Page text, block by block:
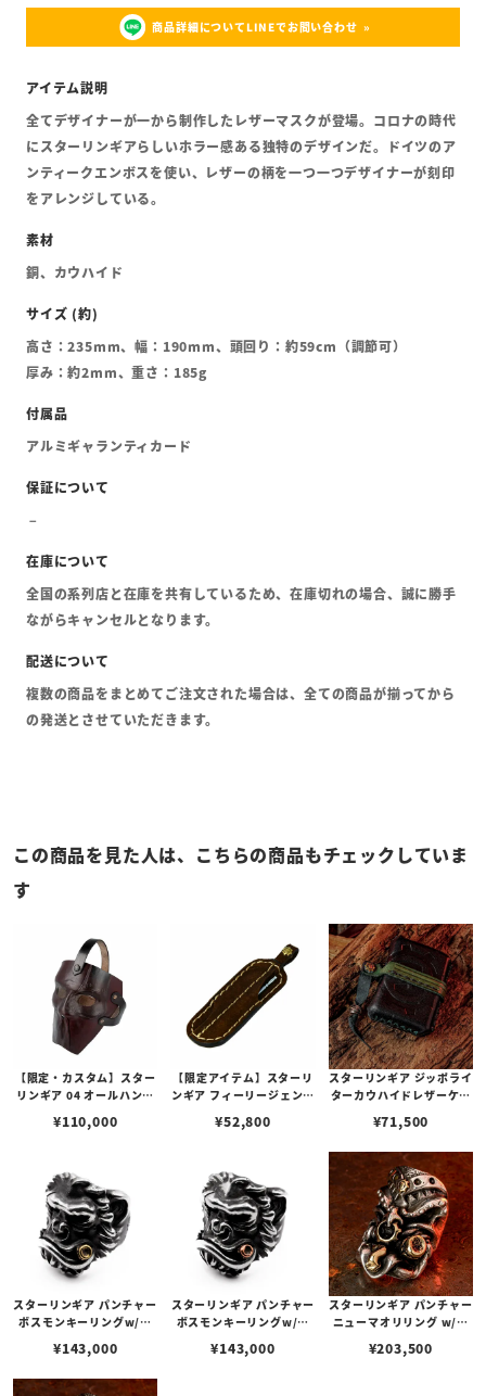
商品詳細についてLINEでお問い合わせ
全てデザイナーが一から制作したレザーマスクが登場。コロナの時代
にスターリンギアらしいホラー感ある独特のデザインだ。ドイツのア
ンティークエンボスを使い、レザーの柄を一つ一つデザイナーが刻印
をアレンジしている。
銅、カウハイド
高さ：235mm、幅：190mm、頭回り：約59cm（調節可）
厚み：約2mm、重さ：185g
アルミギャランティカード
全国の系列店と在庫を共有しているため、在庫切れの場合、誠に勝手
ながらキャンセルとなります。
複数の商品をまとめてご注文された場合は、全ての商品が揃ってから
の発送とさせていただきます。
この商品を見た人は、こちらの商品もチェックしていま
す
【限定・カスタム】スター
リンギア 04 オールハンド
タンプ/レッドブラウン
¥110,000
【限定アイテム】スターリ
ンギア フィーリージェント
トゥースピック
¥52,800
スターリンギア ジッポライ
ターカウハイドレザーケー
ルバータイニースカルビー
119581)
¥71,500
スターリンギア パンチャー
ボスモンキーリングw/ブ
¥143,000
スターリンギア パンチャー
ボスモンキーリングw/コ
¥143,000
スターリンギア パンチャー
ニューマオリリング w/ブ
ッグシガー＆ミニSギアロ
¥203,500